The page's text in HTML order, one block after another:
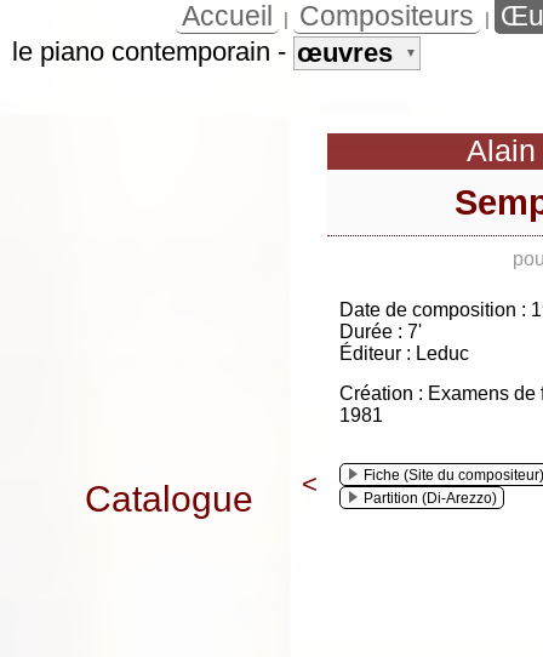
Accueil Compositeurs
Catalogue <
Alain
Date de composition :
Durée : 7'
Éditeur : Leduc
Création : Examens de
1981
Fiche (Site du compositeur)
Partition (Di-Arezzo)
le piano contemporain - œuvres ▼